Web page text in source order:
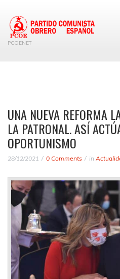
PCOENET
UNA NUEVA REFORMA
LA PATRONAL. ASÍ
OPORTUNISMO
28/12/2021 0 Comments in